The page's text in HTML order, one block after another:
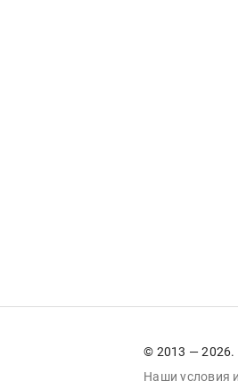
© 2013 — 2026.
Наши условия